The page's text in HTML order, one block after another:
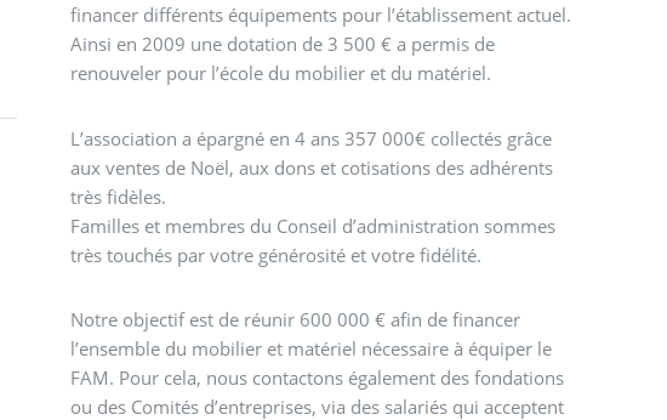
financer différents équipements pour l’établissement actuel.
Ainsi en 2009 une dotation de 3 500 € a permis de
renouveler pour l’école du mobilier et du matériel.
L’association a épargné en 4 ans 357 000€ collectés grâce
aux ventes de Noël, aux dons et cotisations des adhérents
très fidèles.
Familles et membres du Conseil d’administration sommes
très touchés par votre générosité et votre fidélité.
Notre objectif est de réunir 600 000 € afin de financer
l’ensemble du mobilier et matériel nécessaire à équiper le
FAM. Pour cela, nous contactons également des fondations
ou des Comités d’entreprises, via des salariés qui acceptent